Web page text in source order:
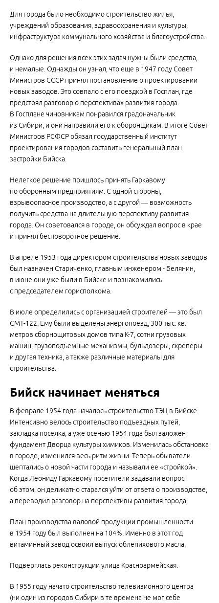
Для города было необходимо строительство жилья,
учреждений образования, здравоохранения и культуры,
инфраструктура коммунального хозяйства и благоустройства.
Однако для решения всех этих задач нужны были средства,
и немалые. Однажды он узнал, что еще в 1947 году Совет
Министров СССР принял постановление о проектировании
новых заводов. Это совпало с его поездкой в Госплан, где
предстоял разговор о перспективах развития города.
В Госплане чиновникам понравился градоначальник
из Сибири, и они направили его к оборонщикам. В итоге Совет
Министров РСФСР обязал государственный институт
проектирования городов составить генеральный план
застройки Бийска.
Нелегкое решение пришлось принять Гаркавому
по оборонным предприятиям. С одной стороны,
взрывоопасное производство, а с другой — возможность
получить средства на длительную перспективу развития
города. Он советовался в городе, он обсуждал вопрос в крае
и принял бесповоротное решение.
В апреле 1953 года директором строительства новых заводов
был назначен Стариченко, главным инженером - Белянин,
в июне они уже были в Бийске и познакомились
с председателем горисполкома.
В июле определились с организацией строителей — это был
СМТ-122. Ему были выделены энергопоезд, 300 тыс. кв.
метров сборнощитовых домов типа К-7, сотни грузовых
машин, грузоподъемные механизмы, бульдозеры, скреперы
и другая техника, а также различные материалы для
строительства.
Бийск начинает меняться
В феврале 1954 года началось строительство ТЭЦ в Бийске.
Интенсивно велось строительство подъездных путей,
закладка поселка, а уже осенью 1954 года был заложен
фундамент Дворца культуры химиков. Изменилась обстановка
в городе, изменился весь ритм жизни. Теперь обыватели
шептались о новой части города и называли ее «стройкой».
Когда Леониду Гаркавому посетители задавали вопрос
об этом, он деликатно старался уйти от ответа о производстве,
а переводил разговор на перспективы развития города.
План производства валовой продукции промышленности
в 1954 году был выполнен на 104%. Именно в этот год
витаминный завод освоил выпуск облепихового масла.
Подверглась реконструкции улица Красноармейская.
В 1955 году начато строительство телевизионного центра
(ни один из городов Сибири в те времена не мог себе